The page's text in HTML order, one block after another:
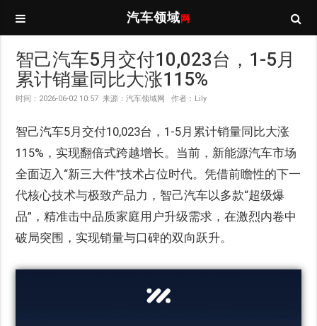
汽车领域 网
智己汽车5月交付10,023台，1-5月
累计销量同比大涨115%
时间：2026-06-02 10:57 来源：汽车领域网 作者：Lily
智己汽车5月交付10,023台，1-5月累计销量同比大涨
115%，实现翻倍式跨越增长。当前，新能源汽车市场
全面迈入“新三大件”技术占位时代。凭借前瞻性的下一
代核心技术与极致产品力，智己汽车以多款“超级爆
品”，精准击中品质家庭用户升级需求，在激烈内卷中
破局突围，实现销量与口碑的双向跃升。